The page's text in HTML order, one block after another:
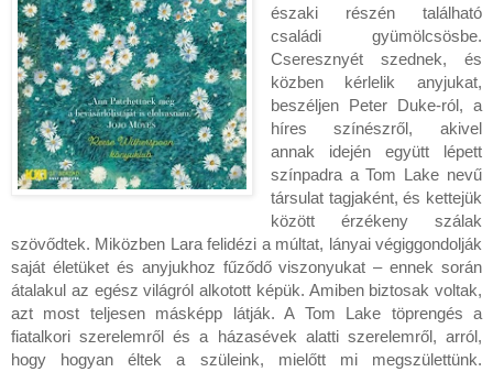
északi részén található
családi gyümölcsösbe.
Cseresznyét szednek, és
közben kérlelik anyjukat,
beszéljen Peter Duke-ról, a
híres színészről, akivel
annak idején együtt lépett
színpadra a Tom Lake nevű
társulat tagjaként, és kettejük
között érzékeny szálak
szövődtek. Miközben Lara felidézi a múltat, lányai végiggondolják
saját életüket és anyjukhoz fűződő viszonyukat – ennek során
átalakul az egész világról alkotott képük. Amiben biztosak voltak,
azt most teljesen másképp látják. A Tom Lake töprengés a
fiatalkori szerelemről és a házasévek alatti szerelemről, arról,
hogy hogyan éltek a szüleink, mielőtt mi megszülettünk.